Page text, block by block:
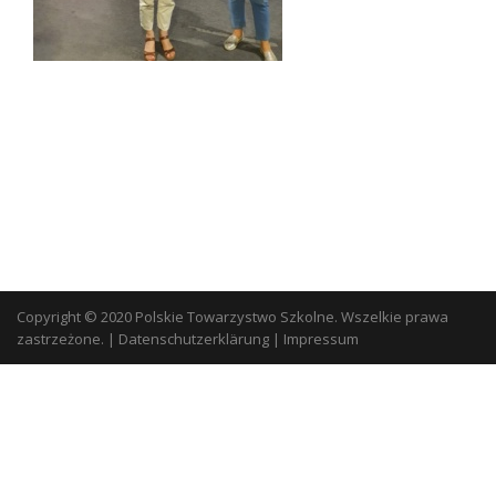
Copyright © 2020 Polskie Towarzystwo Szkolne. Wszelkie prawa
zastrzeżone. | Datenschutzerklärung | Impressum